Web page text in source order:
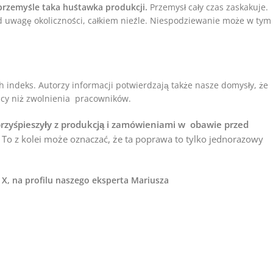
taka huśtawka produkcji. Przemysł cały czas zaskakuje.
okoliczności, całkiem nieźle. Niespodziewanie może w tym
Autorzy informacji potwierdzają także nasze domysły, że
niż zwolnienia pracowników.
z produkcją i zamówieniami w obawie przed
To z kolei może oznaczać, że ta poprawa to tylko jednorazowy
na profilu naszego eksperta Mariusza